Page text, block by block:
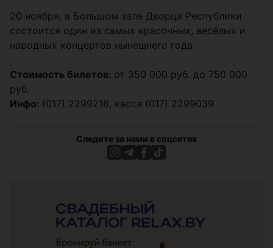
20 ноября, в Большом зале Дворца Республики
состоится один из самых красочных, весёлых и
народных концертов нынешнего года.
Стоимость билетов: от 350 000 руб. до 750 000
руб.
Инфо: (017) 2299218, касса (017) 2299039
Следите за нами в соцсетях